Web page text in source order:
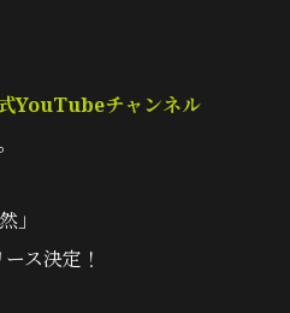
YouTubeチャンネル
」
ス決定！